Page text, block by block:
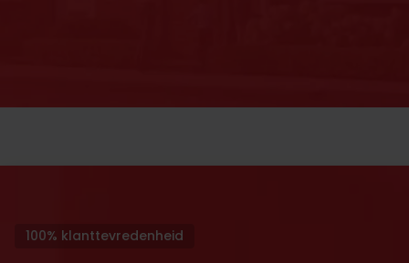
100% klanttevredenheid